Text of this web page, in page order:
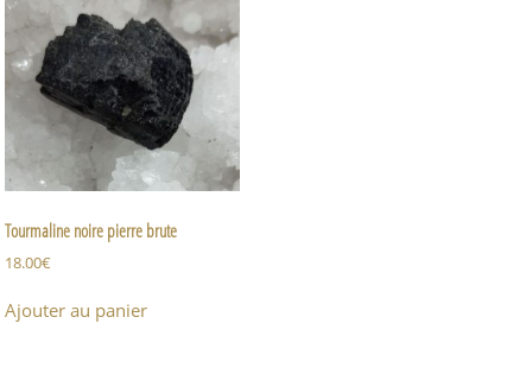
Tourmaline noire pierre brute
18.00€
Ajouter au panier